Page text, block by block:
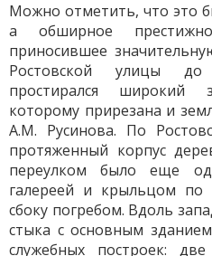
Можно отметить, что это
а обширное
приносившее
Ростовской улицы до
простирался широкий
которому прирезана и
А.М. Русинова. По
протяженный корпус
переулком было еще
галереей и крыльцом по
сбоку погребом. Вдоль
стыка с основным
служебных построек: